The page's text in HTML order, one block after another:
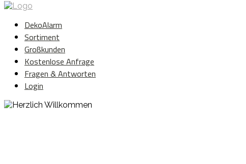
DekoAlarm
Sortiment
Großkunden
Kostenlose Anfrage
Fragen & Antworten
Login